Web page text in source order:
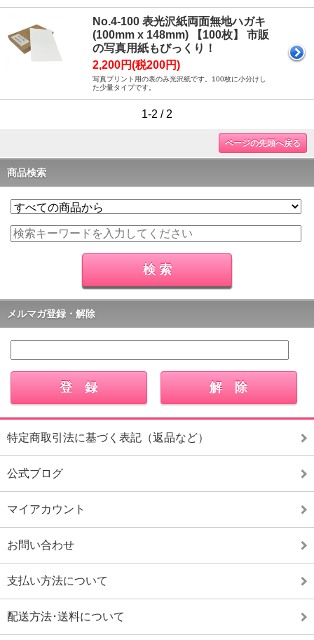
No.4-100 表光沢紙両面無地ハガキ
(100mm x 148mm) 【100枚】 市販
の写真用紙もびっくり！
2,200円(税200円)
写真プリント用の表のみ光沢紙です。100枚に小分けし
た少量タイプです。
1-2 / 2
ページの先頭へ戻る
商品検索
メルマガ登録・解除
特定商取引法に基づく表記（返品など）
公式ブログ
マイアカウント
お問い合わせ
支払い方法について
配送方法･送料について